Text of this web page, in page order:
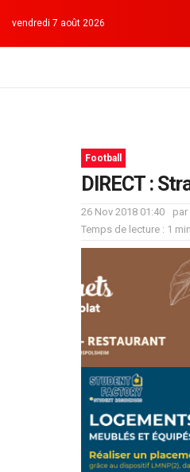
vendredi 7 août 2026
Football
DIRECT :
26 Nov 2018 01:40 par
Temps de lecture : 1 min